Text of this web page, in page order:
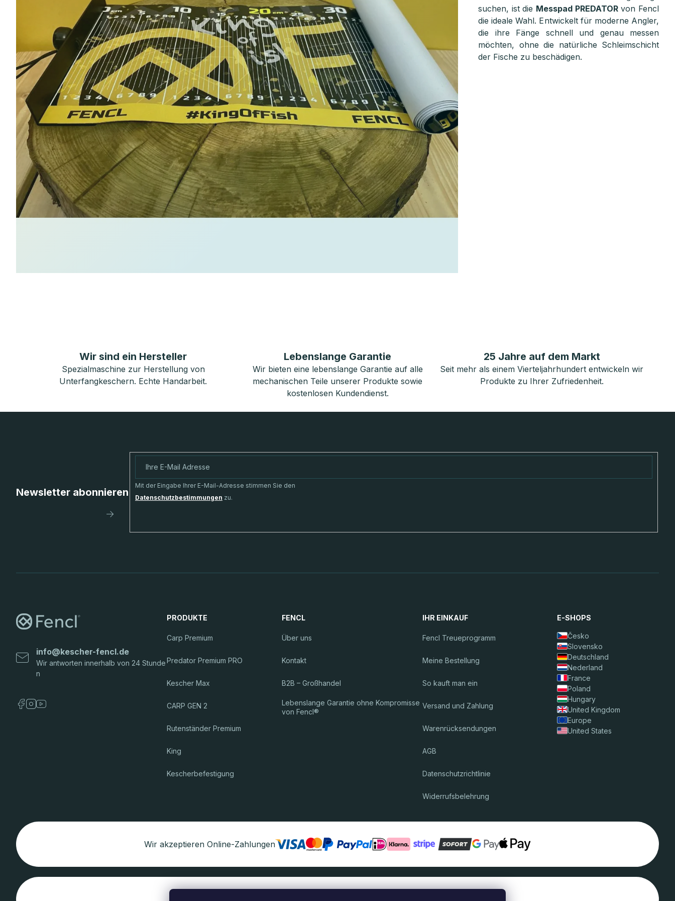
suchen, ist die Messpad PREDATORvon Fencl
die ideale Wahl. Entwickelt für moderne Angler,
die ihre Fänge schnell und genau messen
möchten, ohne die natürliche Schleimschicht
der Fische zu beschädigen.
Wir sind ein Hersteller
Spezialmaschine zur Herstellung von
Unterfangkeschern. Echte Handarbeit.
Lebenslange Garantie
Wir bieten eine lebenslange Garantie auf alle
mechanischen Teile unserer Produkte sowie
kostenlosen Kundendienst.
25 Jahre auf dem Markt
Seit mehr als einem Vierteljahrhundert entwickeln wir
Produkte zu Ihrer Zufriedenheit.
Newsletter abonnieren
Mit der Eingabe Ihrer E-Mail-Adresse stimmen Sie den
Datenschutzbestimmungen zu.
Anmelden
info@kescher-fencl.de
PRODUKTE
Carp Premium
Predator Premium PRO
Kescher Max
CARP GEN 2
Rutenständer Premium
King
Kescherbefestigung
FENCL
Über uns
Kontakt
B2B – Großhandel
Lebenslange Garantie ohne Kompromisse
von Fencl®
IHR EINKAUF
Fencl Treueprogramm
Meine Bestellung
So kauft man ein
Versand und Zahlung
Warenrücksendungen
AGB
Datenschutzrichtlinie
Widerrufsbelehrung
E-SHOPS
Česko
Slovensko
Deutschland
Nederland
France
Poland
Hungary
United Kingdom
Europe
United States
Wir akzeptieren Online-Zahlungen